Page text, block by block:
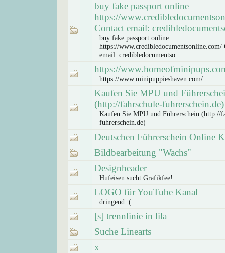
buy fake passport online
https://
Contact email:
buy fake passport online
https://www.credibledocumentsonline.com/
email: credibledocumentso
https://
https://www.minipuppieshaven.com/
Kaufen Sie MPU und
(http://fahrschule-fuhrerschein.de)
Kaufen Sie MPU und Führerschein (http://
fuhrerschein.de)
Deutschen Führerschein Online
Bildbearbeitung "Wachs"
Designheader
Hufeisen sucht Grafikfee!
LOGO für YouTube Kanal
dringend :(
[s] trennlinie in lila
Suche Linearts
x